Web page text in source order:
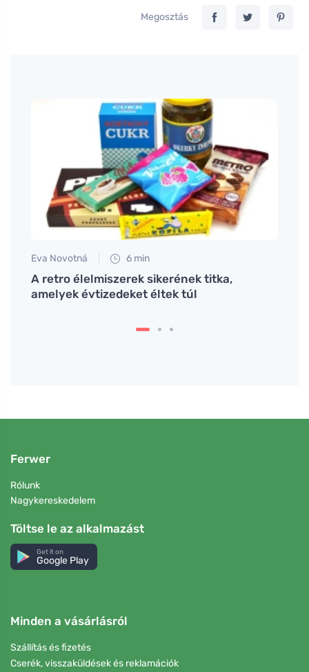
Megosztás
Eva Novotná 6 min
A retro élelmiszerek sikerének titka,
amelyek évtizedeket éltek túl
Ferwer
Rólunk
Nagykereskedelem
Töltse le az alkalmazást
Get it on
Google Play
Minden a vásárlásról
Szállítás és fizetés
Cserék, visszaküldések és reklamációk